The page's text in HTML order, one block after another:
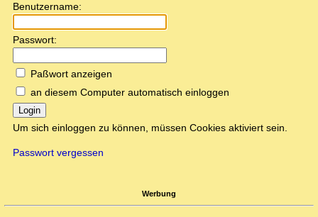
Benutzername:
Passwort:
Paßwort anzeigen
an diesem Computer automatisch einloggen
Login
Um sich einloggen zu können, müssen Cookies aktiviert sein.
Passwort vergessen
Werbung